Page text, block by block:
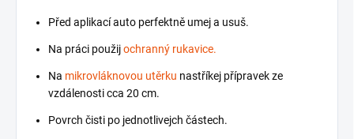
Před aplikací auto perfektně umej a usuš.
Na práci použijochranný rukavice.
Na mikrovláknovou utěrku nastříkej přípravek ze
vzdálenosti cca 20 cm.
Povrch čisti po jednotlivejch částech.